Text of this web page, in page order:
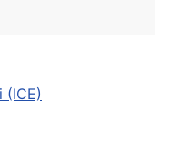
(ICE)